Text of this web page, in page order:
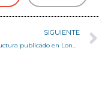
SIGUIENTE